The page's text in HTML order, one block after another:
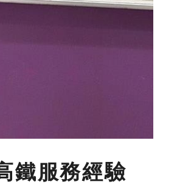
鐵服務經驗